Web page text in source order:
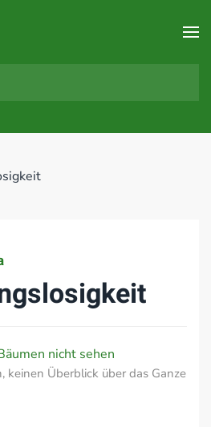
nicht sehen
keinen Überblick über das Ganze